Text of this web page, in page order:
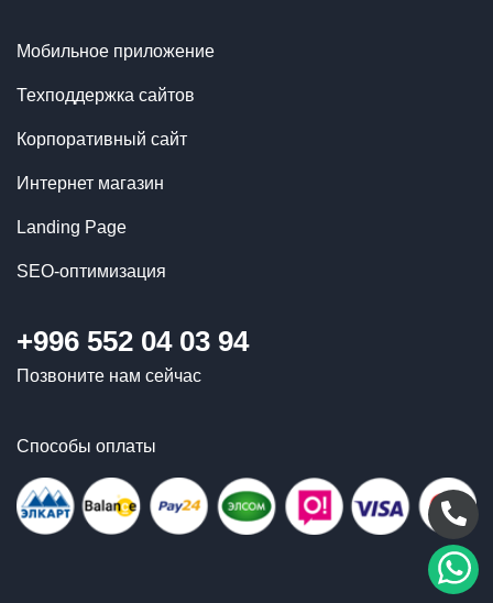
Мобильное приложение
Техподдержка сайтов
Корпоративный сайт
Интернет магазин
Landing Page
SEO-оптимизация
+996 552 04 03 94
Позвоните нам сейчас
Способы оплаты